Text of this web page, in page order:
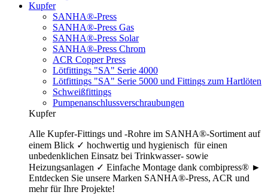
Kupfer
SANHA®-Press
SANHA®-Press Gas
SANHA®-Press Solar
SANHA®-Press Chrom
ACR Copper Press
Lötfittings "SA" Serie 4000
Lötfittings "SA" Serie 5000 und Fittings zum Hartlöten
Schweißfittings
Pumpenanschlussverschraubungen
Kupfer
Alle Kupfer-Fittings und -Rohre im SANHA®-Sortiment auf
einem Blick ✓ hochwertig und hygienisch für einen
unbedenklichen Einsatz bei Trinkwasser- sowie
Heizungsanlagen ✓ Einfache Montage dank combipress® ►
Entdecken Sie unsere Marken SANHA®-Press, ACR und
mehr für Ihre Projekte!